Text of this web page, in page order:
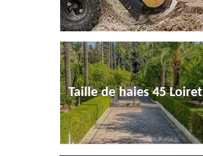
Taille de haies 45 Loiret